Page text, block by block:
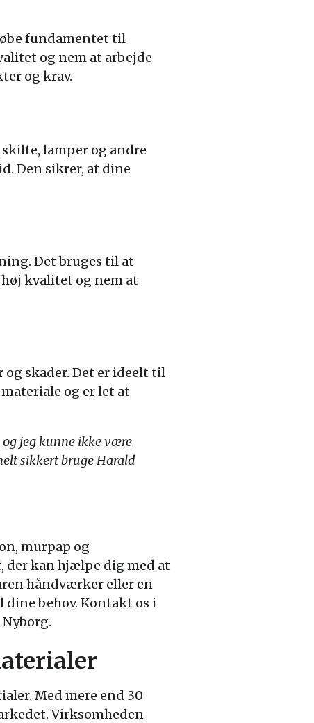
fundamentet til
og nem at arbejde
og krav.
lamper og andre
Den sikrer, at dine
Det bruges til at
kvalitet og nem at
skader. Det er ideelt til
og er let at
og jeg kunne ikke være
sikkert bruge Harald
murpap og
der kan hjælpe dig med at
håndværker eller en
behov. Kontakt os i
Med mere end 30
Virksomheden